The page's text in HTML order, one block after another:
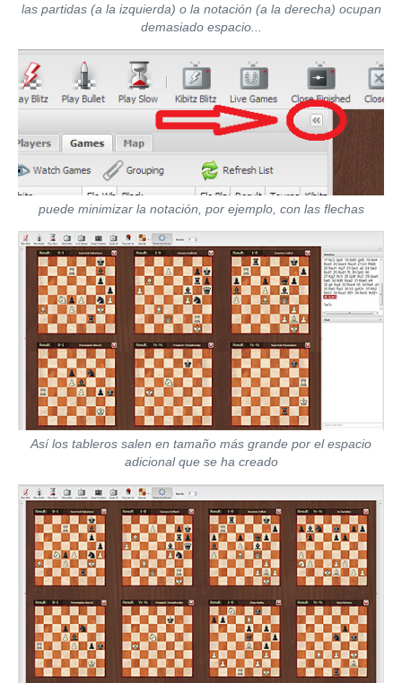
las partidas (a la izquierda) o la notación (a la derecha) ocupan
demasiado espacio...
puede minimizar la notación, por ejemplo, con las flechas
Así los tableros salen en tamaño más grande por el espacio
adicional que se ha creado